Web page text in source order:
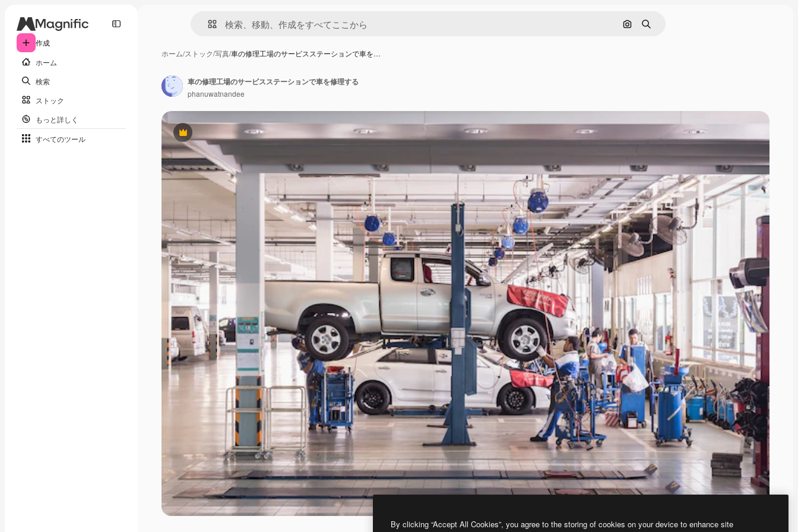
作成
ホーム
検索
ストック
もっと詳しく
すべてのツール
画像で検索
検索
ホーム/ストック/写真/車の修理工場のサービスステーションで車を…
Premium
車の修理工場のサービスステーションで車を修理する
phanuwatnandee
By clicking “Accept All Cookies”, you agree to the storing of cookies on your device to enhance site